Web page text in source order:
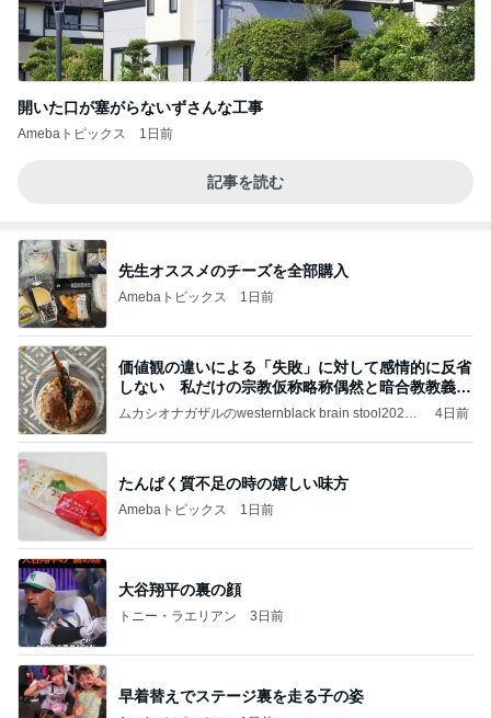
開いた口が塞がらないずさんな工事
Amebaトピックス 1日前
記事を読む
先生オススメのチーズを全部購入
Amebaトピックス 1日前
価値観の違いによる「失敗」に対して感情的に反省
しない 私だけの宗教仮称略称偶然と暗合教教義候
補
ムカシオナガザルのwesternblack brain stool2024
ガザル
4日前
たんぱく質不足の時の嬉しい味方
Amebaトピックス 1日前
大谷翔平の裏の顔
トニー・ラエリアン 3日前
早着替えでステージ裏を走る子の姿